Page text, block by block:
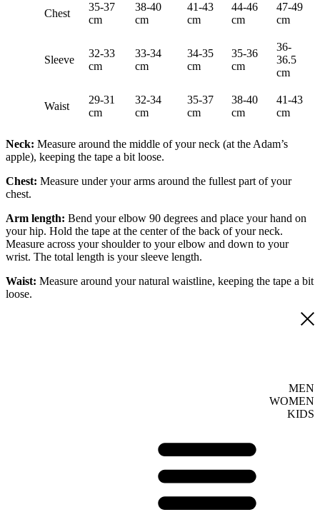
Chest
35-37
cm
38-40
cm
41-43
cm
44-46
cm
47-49
cm
Sleeve
32-33
cm
33-34
cm
34-35
cm
35-36
cm
36-
36.5
cm
Waist
29-31
cm
32-34
cm
35-37
cm
38-40
cm
41-43
cm
Neck: Measure around the middle of your neck (at the Adam’s
apple), keeping the tape a bit loose.
Chest: Measure under your arms around the fullest part of your
chest.
Arm length: Bend your elbow 90 degrees and place your hand on
your hip. Hold the tape at the center of the back of your neck.
Measure across your shoulder to your elbow and down to your
wrist. The total length is your sleeve length.
Waist: Measure around your natural waistline, keeping the tape a bit
loose.
MEN
WOMEN
KIDS